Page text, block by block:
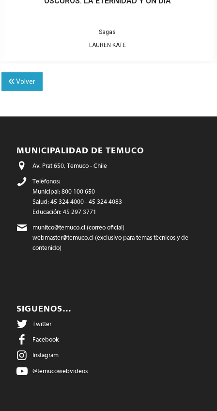
Sagas
LAUREN KATE
Volver
MUNICIPALIDAD DE TEMUCO
Av. Prat 650, Temuco - Chile
Teléfonos:
Municipal: 800 100 650
Salud: 45 324 4000 - 45 324 4083
Educación: 45 297 3771
munitco@temuco.cl(correo oficial)
webmaster@temuco.cl(exclusivo para temas técnicos y de
contenido)
SIGUENOS…
Twitter
Facebook
Instagram
@temucowebvideos